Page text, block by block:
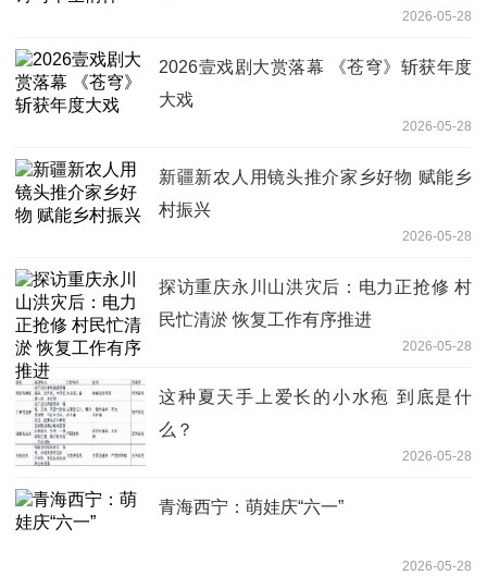
2026-05-28
2026壹戏剧大赏落幕 《苍穹》斩获年度
大戏
2026-05-28
新疆新农人用镜头推介家乡好物 赋能乡
村振兴
2026-05-28
探访重庆永川山洪灾后：电力正抢修 村
民忙清淤 恢复工作有序推进
2026-05-28
这种夏天手上爱长的小水疱 到底是什
么？
2026-05-28
青海西宁：萌娃庆“六一”
2026-05-28